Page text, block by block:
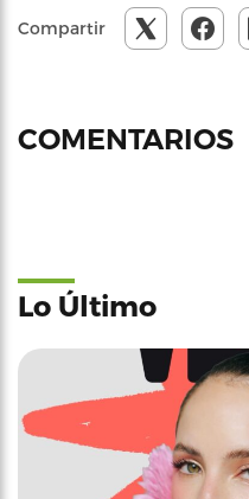
Compartir
COMENTARIOS
Lo Último